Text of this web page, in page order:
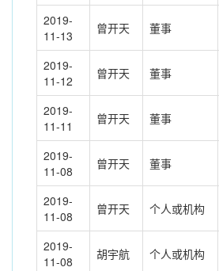
2019-
11-13
曾开天 董事
2019-
11-12
曾开天 董事
2019-
11-11
曾开天 董事
2019-
11-08
曾开天 董事
2019-
11-08
曾开天 个人或机构
2019-
11-08
胡宇航 个人或机构